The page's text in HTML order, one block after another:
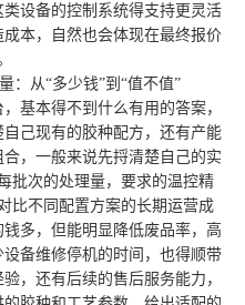
设备的控制系统得支持更灵活
本，自然也会体现在最终报价
：从“多少钱”到“值不值”
基本得不到什么有用的答案，
己现有的胶种配方，还有产能
，一般来说先捋清楚自己的实
批次的处理量，要求的温控精
比不同配置方案的长期运营成
多，但能明显降低废品率，高
备维修停机的时间，也得顺带
，还有后续的售后服务能力，